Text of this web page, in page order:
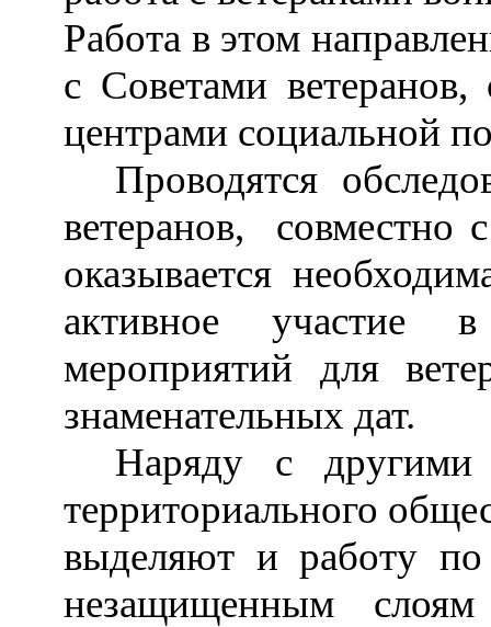
Работа в этом
с Советами
центрами социальной
Проводятся
ветеранов, совместно
оказывается
активное участие
мероприятий для
знаменательных дат.
Наряду с другими
территориального
выделяют и работу
незащищенным